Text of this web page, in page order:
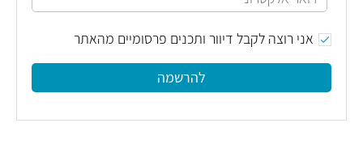
אני רוצה לקבל דיוור ותכנים פרסומיים מהאתר
להרשמה